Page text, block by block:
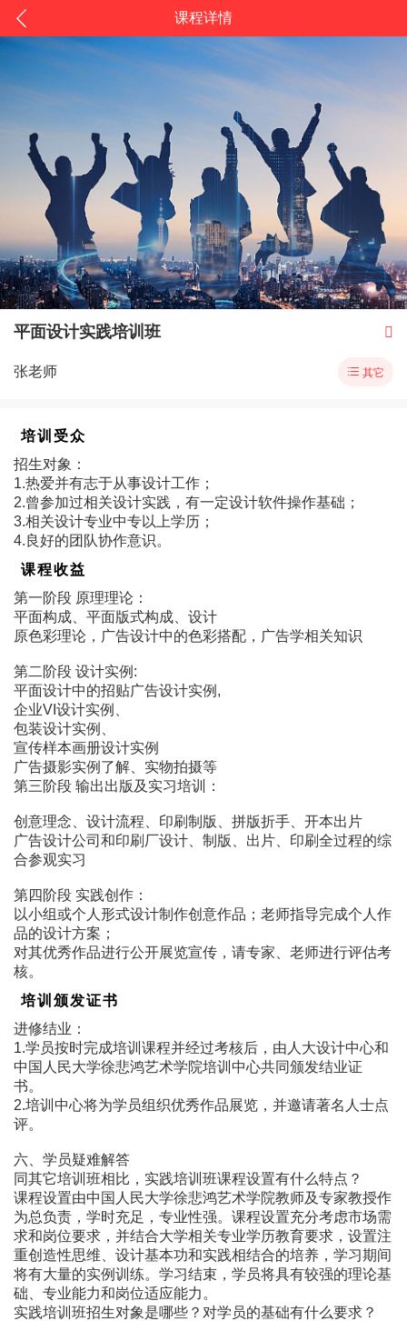
课程详情
平面设计实践培训班 
张老师  其它
培训受众
招生对象：
1.热爱并有志于从事设计工作；
2.曾参加过相关设计实践，有一定设计软件操作基础；
3.相关设计专业中专以上学历；
4.良好的团队协作意识。
课程收益
第一阶段 原理理论：
平面构成、平面版式构成、设计
原色彩理论，广告设计中的色彩搭配，广告学相关知识
第二阶段 设计实例:
平面设计中的招贴广告设计实例,
企业VI设计实例、
包装设计实例、
宣传样本画册设计实例
广告摄影实例了解、实物拍摄等
第三阶段 输出出版及实习培训：
创意理念、设计流程、印刷制版、拼版折手、开本出片
广告设计公司和印刷厂设计、制版、出片、印刷全过程的综
合参观实习
第四阶段 实践创作：
以小组或个人形式设计制作创意作品；老师指导完成个人作
品的设计方案；
对其优秀作品进行公开展览宣传，请专家、老师进行评估考
核。
培训颁发证书
进修结业：
1.学员按时完成培训课程并经过考核后，由人大设计中心和
中国人民大学徐悲鸿艺术学院培训中心共同颁发结业证
书。
2.培训中心将为学员组织优秀作品展览，并邀请著名人士点
评。
六、学员疑难解答
同其它培训班相比，实践培训班课程设置有什么特点？
课程设置由中国人民大学徐悲鸿艺术学院教师及专家教授作
为总负责，学时充足，专业性强。课程设置充分考虑市场需
求和岗位要求，并结合大学相关专业学历教育要求，设置注
重创造性思维、设计基本功和实践相结合的培养，学习期间
将有大量的实例训练。学习结束，学员将具有较强的理论基
础、专业能力和岗位适应能力。
实践培训班招生对象是哪些？对学员的基础有什么要求？